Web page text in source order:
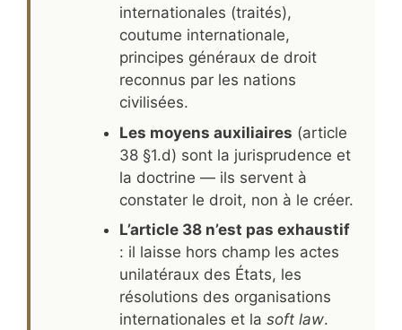
internationales (traités),
coutume internationale,
principes généraux de droit
reconnus par les nations
civilisées.
Les moyens auxiliaires (article
38 §1.d) sont la jurisprudence et
la doctrine — ils servent à
constater le droit, non à le créer.
L’article 38 n’est pas exhaustif
: il laisse hors champ les actes
unilatéraux des États, les
résolutions des organisations
internationales et la soft law.